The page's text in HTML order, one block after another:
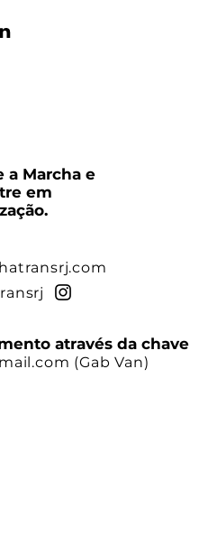
a Marcha e
em
através da chave
(Gab Van)